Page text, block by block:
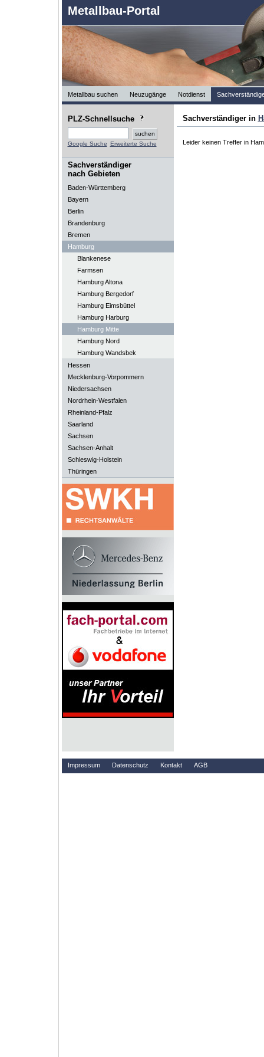
Metallbau-Portal
Metallbau suchen Neuzugänge Notdienst
PLZ-Schnellsuche
Google Suche Erweiterte Suche
Sachverständiger
nach Gebieten
Baden-Württemberg
Bayern
Berlin
Brandenburg
Bremen
Hamburg
Blankenese
Farmsen
Hamburg Altona
Hamburg Bergedorf
Hamburg Eimsbüttel
Hamburg Harburg
Hamburg Mitte
Hamburg Nord
Hamburg Wandsbek
Hessen
Mecklenburg-Vorpommern
Niedersachsen
Nordrhein-Westfalen
Rheinland-Pfalz
Saarland
Sachsen
Sachsen-Anhalt
Schleswig-Holstein
Thüringen
Sachverständiger in
Leider keinen Treffer in
Impressum Datenschutz Kontakt AGB